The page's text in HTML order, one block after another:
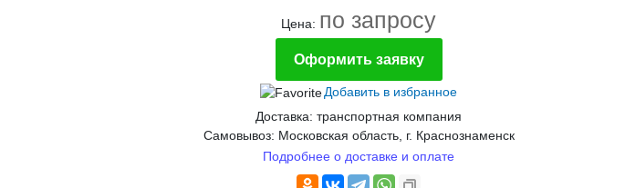
Цена: по запросу
Оформить заявку
Добавить в избранное
Доставка: транспортная компания
Самовывоз: Московская область, г. Краснознаменск
Подробнее о доставке и оплате